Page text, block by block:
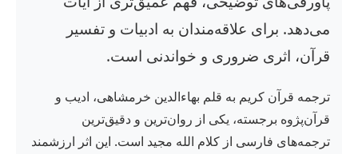
می‌دهد. برای علاقه‌مندان به ادبیات و تفسیر
قرآن، اثری ضروری و خواندنی است.
ترجمه قرآن کریم به قلم بهاءالدین خرمشاهی، ادیب و
قرآن‌پژوه برجسته، یکی از روان‌ترین و دقیق‌ترین
ترجمه‌های فارسی از کلام الله مجید است. این اثر ارزشمند